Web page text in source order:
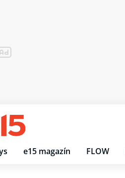
e15 magazín FLOW